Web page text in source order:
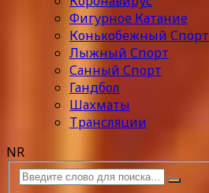
Фигурное Катание
Конькобежный Спорт
Лыжный Спорт
Санный Спорт
Гандбол
Шахматы
Трансляции
NR